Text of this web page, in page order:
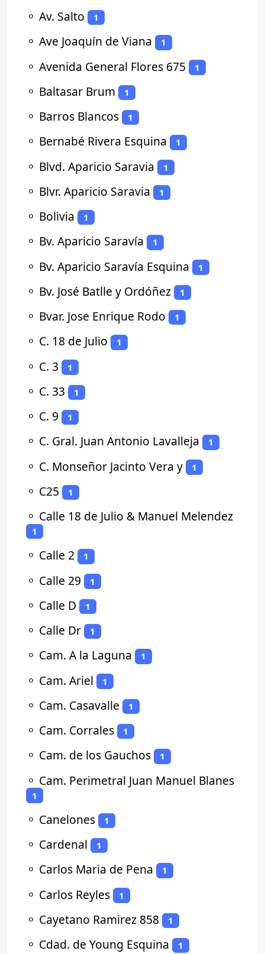
⚬ Av. Salto 1
⚬ Ave Joaquín de Viana 1
⚬ Avenida General Flores 675 1
⚬ Baltasar Brum 1
⚬ Barros Blancos 1
⚬ Bernabé Rivera Esquina 1
⚬ Blvd. Aparicio Saravia 1
⚬ Blvr. Aparicio Saravia 1
⚬ Bolivia 1
⚬ Bv. Aparicio Saravía 1
⚬ Bv. Aparicio Saravía Esquina 1
⚬ Bv. José Batlle y Ordóñez 1
⚬ Bvar. Jose Enrique Rodo 1
⚬ C. 18 de Julio 1
⚬ C. 3 1
⚬ C. 33 1
⚬ C. 9 1
⚬ C. Gral. Juan Antonio Lavalleja 1
⚬ C. Monseñor Jacinto Vera y 1
⚬ C25 1
⚬ Calle 18 de Julio & Manuel Melendez
1
⚬ Calle 2 1
⚬ Calle 29 1
⚬ Calle D 1
⚬ Calle Dr 1
⚬ Cam. A la Laguna 1
⚬ Cam. Ariel 1
⚬ Cam. Casavalle 1
⚬ Cam. Corrales 1
⚬ Cam. de los Gauchos 1
⚬ Cam. Perimetral Juan Manuel Blanes
1
⚬ Canelones 1
⚬ Cardenal 1
⚬ Carlos Maria de Pena 1
⚬ Carlos Reyles 1
⚬ Cayetano Ramirez 858 1
⚬ Cdad. de Young Esquina 1